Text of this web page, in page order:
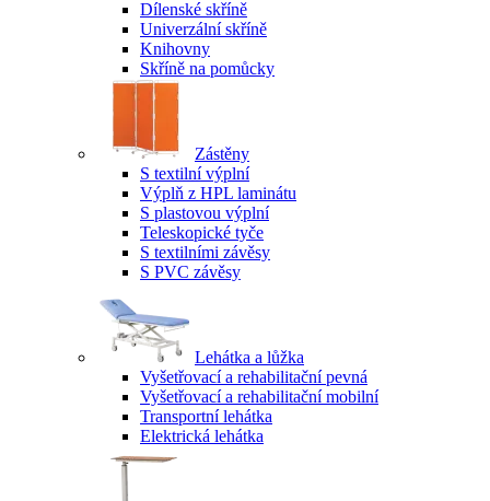
Dílenské skříně
Univerzální skříně
Knihovny
Skříně na pomůcky
Zástěny
S textilní výplní
Výplň z HPL laminátu
S plastovou výplní
Teleskopické tyče
S textilními závěsy
S PVC závěsy
Lehátka a lůžka
Vyšetřovací a rehabilitační pevná
Vyšetřovací a rehabilitační mobilní
Transportní lehátka
Elektrická lehátka